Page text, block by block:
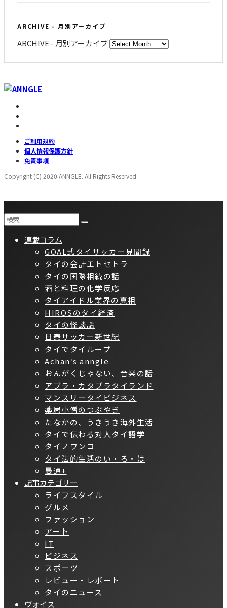
ARCHIVE - 月別アーカイブ
ARCHIVE - 月別アーカイブ
ご利用規約
個人情報保護方針
免責事項
Copyright (C) 2020 ANNGLE. All Rights Reserved.
連載コラム
GOAL式タイサッカー見聞録
タイの会計エトセトラ
タイの国際相続の話
酒と料理の化学反応
タイアイドル業界の真相
HIROSのタイ経済
タイの怪談話
日泰サッカー新世紀
タイでタイループ
Achan’s anngle
おんがくじゃない、音楽の話
アブラ・カタブラタイランド
マンスリータイビジネス
薬局小僧のつぶやき
たなかの、うきうき海外生活
タイで伝わる対人タイ語学
タイノワンコ
タイ法的生活のい・ろ・は
曼通+
記事カテゴリー
ライフスタイル
グルメ
ファッション
アート
IT
ビジネス
スポーツ
レビュー・レポート
タイのニュース
ヴォイス